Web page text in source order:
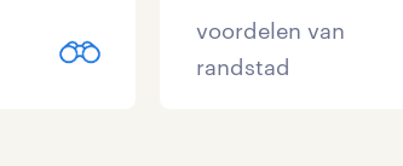
voordelen van
randstad